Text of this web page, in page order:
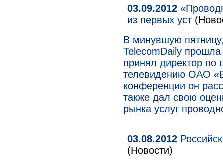
03.09.2012
из первых уст
В минувшую
TelecomDaily
принял директор по
телевидению ОАО
конференции он
также дал свою
рынка услуг
03.08.2012
(Новости)